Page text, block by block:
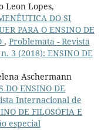
Leon Lopes,
DO SI
PARA O ENSINO DE
, Problemata - Revista
3 (2018): ENSINO DE
Aschermann
DO ENSINO DE
Internacional de
DE FILOSOFIA E
especial